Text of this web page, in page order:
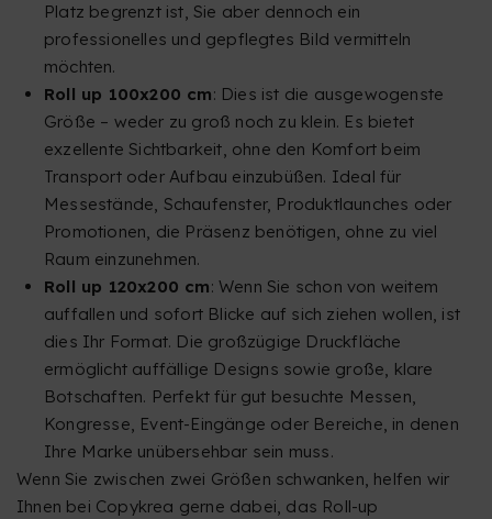
Platz begrenzt ist, Sie aber dennoch ein
professionelles und gepflegtes Bild vermitteln
möchten.
Roll up 100x200 cm: Dies ist die ausgewogenste
Größe – weder zu groß noch zu klein. Es bietet
exzellente Sichtbarkeit, ohne den Komfort beim
Transport oder Aufbau einzubüßen. Ideal für
Messestände, Schaufenster, Produktlaunches oder
Promotionen, die Präsenz benötigen, ohne zu viel
Raum einzunehmen.
Roll up 120x200 cm: Wenn Sie schon von weitem
auffallen und sofort Blicke auf sich ziehen wollen, ist
dies Ihr Format. Die großzügige Druckfläche
ermöglicht auffällige Designs sowie große, klare
Botschaften. Perfekt für gut besuchte Messen,
Kongresse, Event-Eingänge oder Bereiche, in denen
Ihre Marke unübersehbar sein muss.
Wenn Sie zwischen zwei Größen schwanken, helfen wir
Ihnen bei Copykrea gerne dabei, das Roll-up